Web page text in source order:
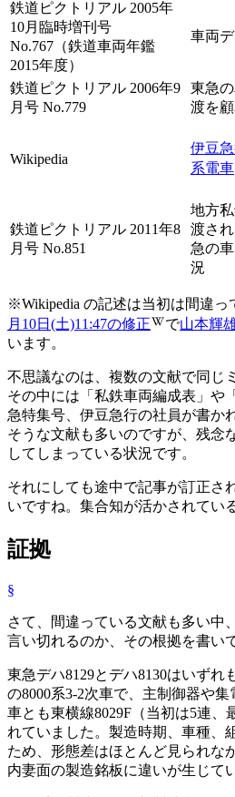
鉄道ピクトリアル 2005年
10月臨時増刊号
No.767（鉄道車両年鑑
2015年度）
車両
鉄道ピクトリアル 2006年9
月号 No.779
東急
渡を
Wikipedia
伊豆
系電車
鉄道ピクトリアル 2011年8
月号 No.851
地方
渡さ
急の
況
※Wikipedia の記述は当初は間違っ
月10日(土)11:47の修正
で山本輝
います。
不思議なのは、複数の文献で同じ
その中には「私鉄車両編成表」や
急特集号、伊豆急行の社員が書か
そうな文献も多いのですが、残念
してしまっている状況です。
それにしても途中で記事が訂正さ
いですね。集合知が活かされてい
証拠
§
さて、間違っている文献も多い中
言い切れるのか、その根拠を書い
東急デハ8129とデハ8130はいずれ
の8000系3-2次車で、主制御器や
車とも東横線8029F（当初は5連、
れていました。製造時期、車種、
ため、形態差はほとんど見られな
内妻面の製造銘板に違いが生じて